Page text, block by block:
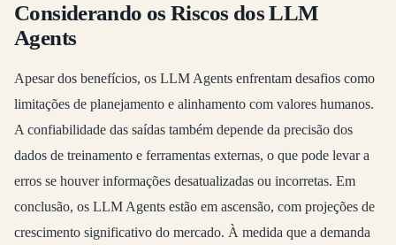
Considerando os Riscos dos LLM
Agents
Apesar dos benefícios, os LLM Agents enfrentam desafios como
limitações de planejamento e alinhamento com valores humanos.
A confiabilidade das saídas também depende da precisão dos
dados de treinamento e ferramentas externas, o que pode levar a
erros se houver informações desatualizadas ou incorretas. Em
conclusão, os LLM Agents estão em ascensão, com projeções de
crescimento significativo do mercado. À medida que a demanda